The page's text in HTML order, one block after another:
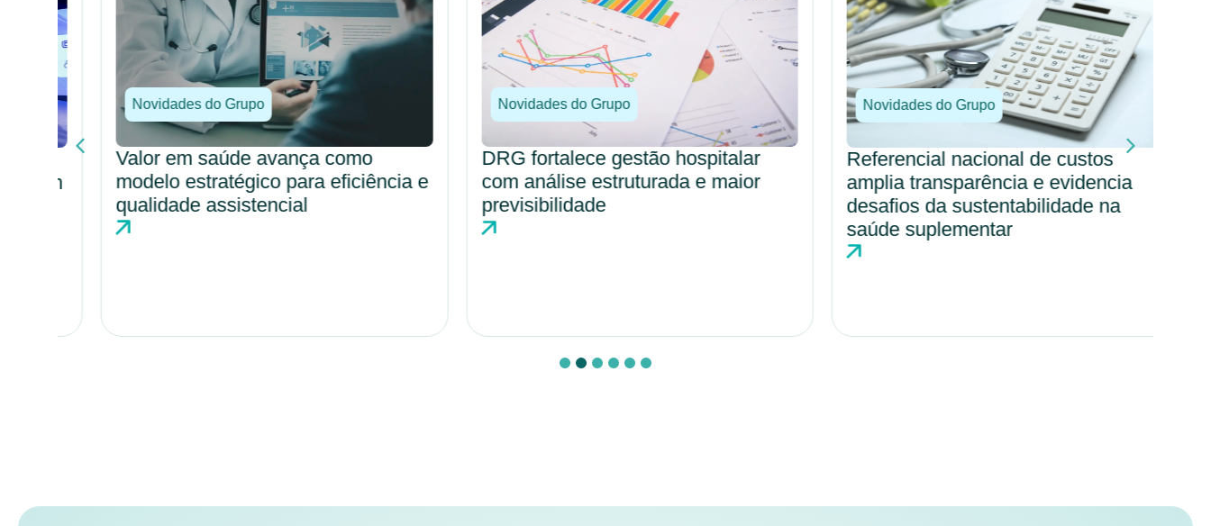
Novidades do Grupo
Valor em saúde avança como
modelo estratégico para eficiência e
qualidade assistencial
Novidades do Grupo
DRG fortalece gestão hospitalar
com análise estruturada e maior
previsibilidade
Novidades do Grupo
Referencial nacional de custos
amplia transparência e evidencia
desafios da sustentabilidade na
saúde suplementar